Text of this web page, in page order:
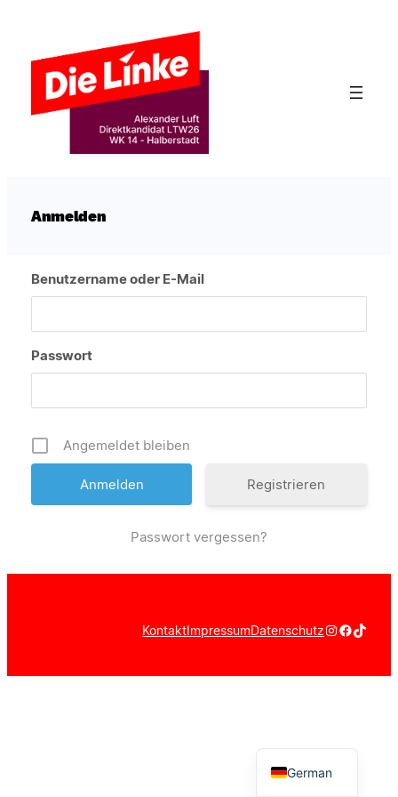
springen
Anmelden
Benutzername oder E-Mail
Passwort
Angemeldet bleiben
Registrieren
Passwort vergessen?
KontaktImpressumDatenschutzInstagram
TikTok
German